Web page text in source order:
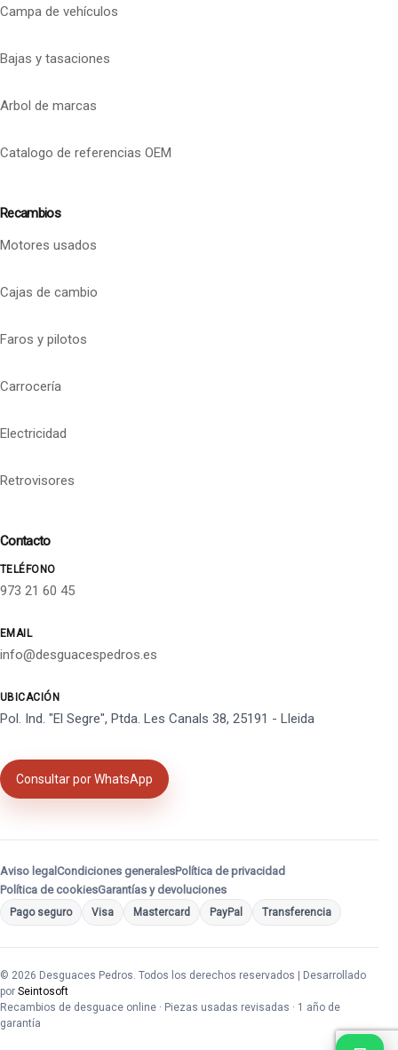
Campa de vehículos
Bajas y tasaciones
Arbol de marcas
Catalogo de referencias OEM
Recambios
Motores usados
Cajas de cambio
Faros y pilotos
Carrocería
Electricidad
Retrovisores
Contacto
TELÉFONO
973 21 60 45
EMAIL
info@desguacespedros.es
UBICACIÓN
Pol. Ind. "El Segre", Ptda. Les Canals 38, 25191 - Lleida
Consultar por WhatsApp
Aviso legal Condiciones generalesPolítica de privacidad
Política de cookiesGarantías y devoluciones
Pago seguro Visa Mastercard PayPal Transferencia
© 2026 Desguaces Pedros. Todos los derechos reservados | Desarrollado
por Seintosoft
Recambios de desguace online · Piezas usadas revisadas · 1 año de
garantía